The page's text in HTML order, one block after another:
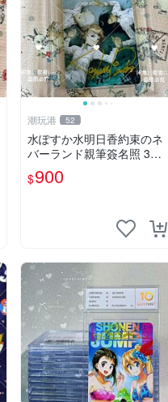
潮玩港 52
水ぽすか水明日香約束のネ
バーランド親筆簽名照 3寸
周邊照片 面簽正品 簽名照
周邊
$900